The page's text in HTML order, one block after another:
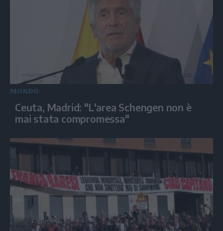
MONDO
Ceuta, Madrid: "L'area Schengen non è
mai stata compromessa"